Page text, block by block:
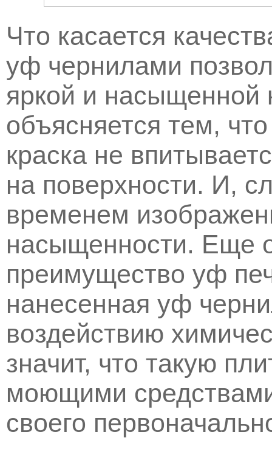
Что касается
уф чернилами
яркой и насыщенной
объясняется тем,
краска не
на поверхности. И,
временем
насыщенности. Еще
преимущество уф
нанесенная уф
воздействию
значит, что такую
моющими
своего